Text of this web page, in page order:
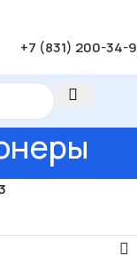
+7 (831) 200-34-